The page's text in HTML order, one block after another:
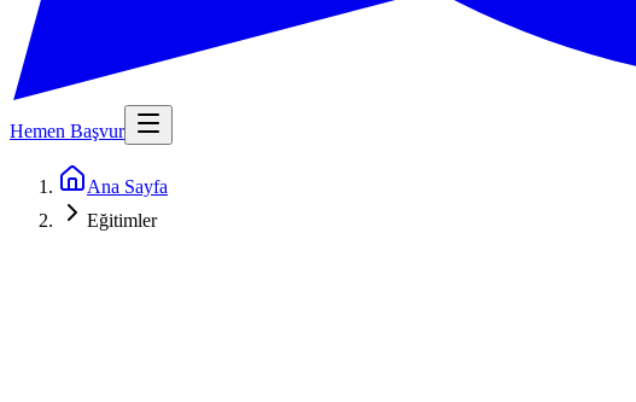
Hemen Başvur
Ana Sayfa
Eğitimler